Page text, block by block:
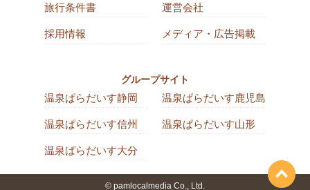
旅行条件書 運営会社
採用情報 メディア・広告掲載
グループサイト
温泉ぱらだいす静岡 温泉ぱらだいす鹿児島
温泉ぱらだいす信州 温泉ぱらだいす山形
温泉ぱらだいす大分
© pamlocalmedia Co., Ltd.